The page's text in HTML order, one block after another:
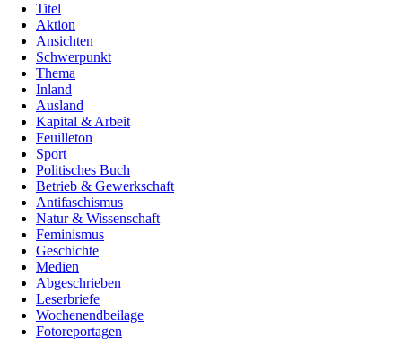
Titel
Aktion
Ansichten
Schwerpunkt
Thema
Inland
Ausland
Kapital & Arbeit
Feuilleton
Sport
Politisches Buch
Betrieb & Gewerkschaft
Antifaschismus
Natur & Wissenschaft
Feminismus
Geschichte
Medien
Abgeschrieben
Leserbriefe
Wochenendbeilage
Fotoreportagen